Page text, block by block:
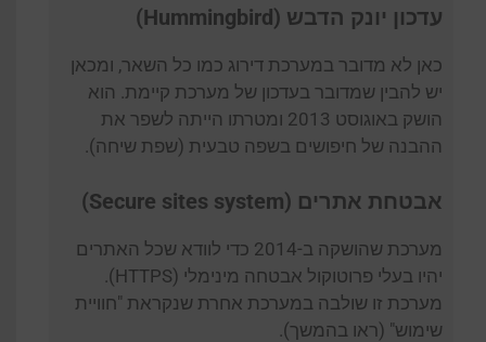
עדכון יונק הדבש (Hummingbird)
כאן לא מדובר במערכת דירוג כמו כל השאר, ומכאן
יש להבין שמדובר בעדכון של מערכת קיימת. הוא
הושק באוגוסט 2013 ומטרתו הייתה לשפר את
ההבנה של חיפושים בשפה טבעית (שפת שיחה).
אבטחת אתרים (Secure sites system)
מערכת שהושקה ב-2014 כדי לוודא שכל האתרים
יהיו בעלי פרוטוקול אבטחה מינימלי (HTTPS).
מערכת זו שולבה במערכת אחרת שנקראת "חוויית
שימוש" (ראו בהמשך).